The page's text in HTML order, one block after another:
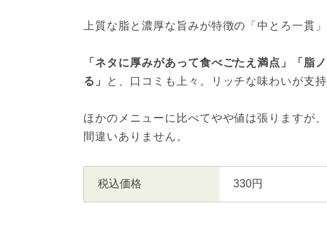
上質な脂と濃厚な旨みが特徴の「中とろ一貫
「ネタに厚みがあって食べごたえ満点」「脂
る」
と、口コミも上々。リッチな味わいが支
ほかのメニューに比べてやや値は張りますが
間違いありません。
税込価格 330円